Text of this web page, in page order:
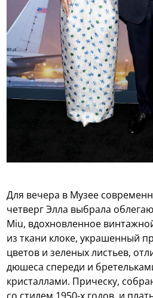
Для вечера в Музее
четверг Элла выбрала
Miu, вдохновленное
из ткани клоке, украшенный
цветов и зеленых листьев,
дюшеса спереди и
кристаллами. Прическу,